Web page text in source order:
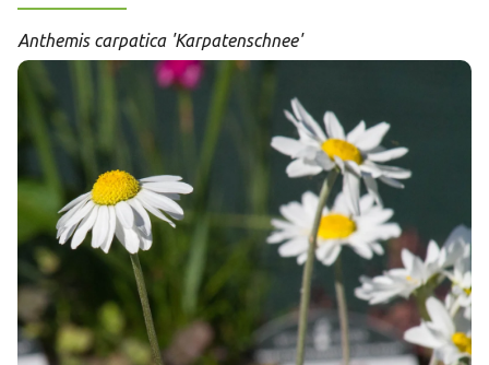
Anthemis carpatica 'Karpatenschnee'